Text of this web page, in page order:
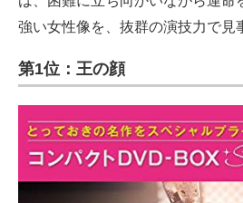
強い女性像を、抜群の演技力で見
第1位：王の顔